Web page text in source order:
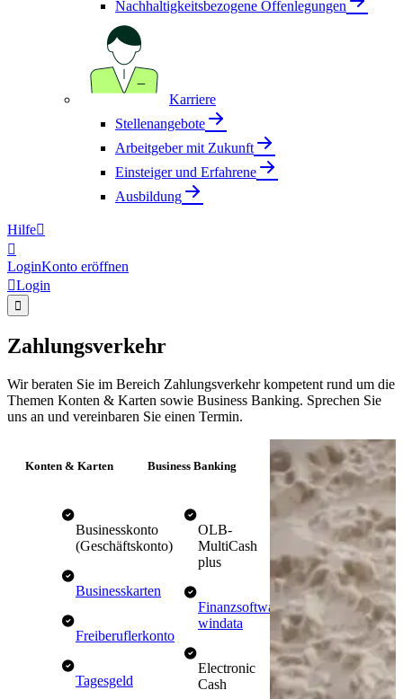
Nachhaltigkeitsbezogene Offenlegungen
Karriere
Stellenangebote
Arbeitgeber mit Zukunft
Einsteiger und Erfahrene
Ausbildung
Hilfe

LoginKonto eröffnen
Login

Zahlungsverkehr
Wir beraten Sie im Bereich Zahlungsverkehr kompetent rund um die
Themen Konten & Karten sowie Business Banking. Sprechen Sie
uns an und vereinbaren Sie einen Termin.
Konten & Karten
Businesskonto
(Geschäftskonto)
Businesskarten
Freiberuflerkonto
Tagesgeld
Business Banking
OLB-
MultiCash
plus
Finanzsoftware
windata
Electronic
Cash